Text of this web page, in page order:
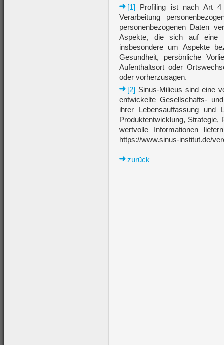
[1] Profiling ist nach Art
Verarbeitung
personenbezogenen Daten
Aspekte, die sich auf eine
insbesondere um Aspekte
Gesundheit, persönliche
Aufenthaltsort oder
oder vorherzusagen.
[2] Sinus-Milieus sind eine
entwickelte Gesellschafts-
ihrer Lebensauffassung und
Produktentwicklung, Strategie,
wertvolle Informationen
https://www.sinus-institut.de/
zurück